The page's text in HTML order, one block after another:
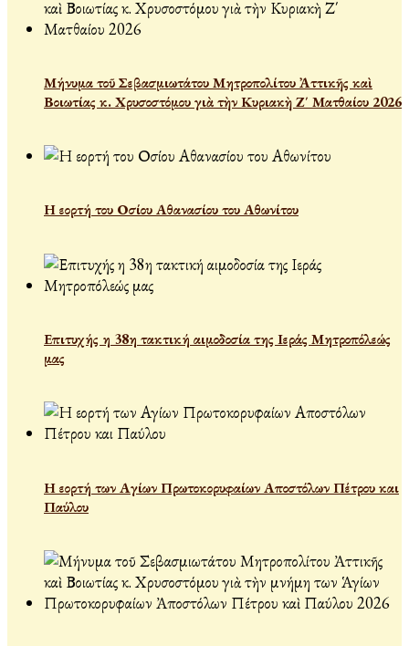
Μήνυμα τοῦ Σεβασμιωτάτου Μητροπολίτου Ἀττικῆς καὶ
Βοιωτίας κ. Χρυσοστόμου γιὰ τὴν Κυριακὴ Ζ΄ Ματθαίου 2026
Η εορτή του Οσίου Αθανασίου του Αθωνίτου
Επιτυχής η 38η τακτική αιμοδοσία της Ιεράς Μητροπόλεώς
μας
Η εορτή των Αγίων Πρωτοκορυφαίων Αποστόλων Πέτρου και
Παύλου